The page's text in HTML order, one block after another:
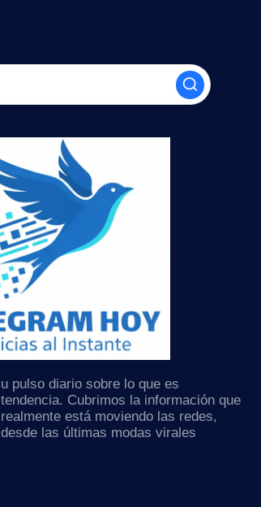
u pulso diario sobre lo que es
tendencia. Cubrimos la información que
realmente está moviendo las redes,
desde las últimas modas virales